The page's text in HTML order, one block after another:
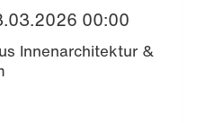
00:00
Innenarchitektur &